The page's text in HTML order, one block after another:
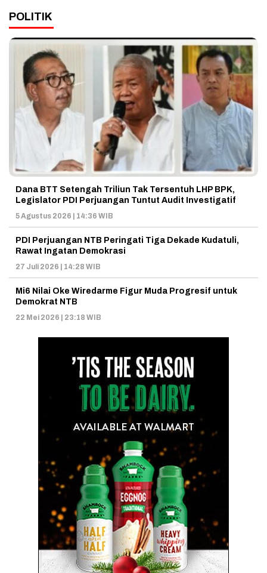
POLITIK
Dana BTT Setengah Triliun Tak Tersentuh LHP BPK,
Legislator PDI Perjuangan Tuntut Audit Investigatif
5 Agustus 2026 | 14:36 WIB
PDI Perjuangan NTB Peringati Tiga Dekade Kudatuli,
Rawat Ingatan Demokrasi
27 Juli 2026 | 14:28 WIB
Mi6 Nilai Oke Wiredarme Figur Muda Progresif untuk
Demokrat NTB
22 Mei 2026 | 23:18 WIB